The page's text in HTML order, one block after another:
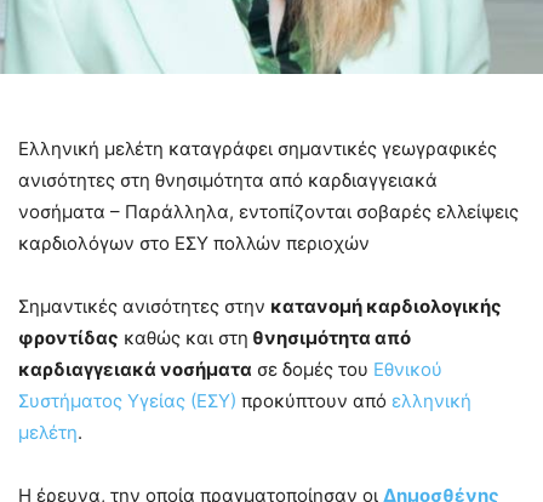
Ελληνική μελέτη καταγράφει σημαντικές γεωγραφικές
ανισότητες στη θνησιμότητα από καρδιαγγειακά
νοσήματα – Παράλληλα, εντοπίζονται σοβαρές ελλείψεις
καρδιολόγων στο ΕΣΥ πολλών περιοχών
Σημαντικές ανισότητες στην κατανομή καρδιολογικής
φροντίδας καθώς και στη θνησιμότητα από
καρδιαγγειακά νοσήματα σε δομές του Εθνικού
Συστήματος Υγείας (ΕΣΥ) προκύπτουν από ελληνική
μελέτη.
Η έρευνα, την οποία πραγματοποίησαν οι Δημοσθένης